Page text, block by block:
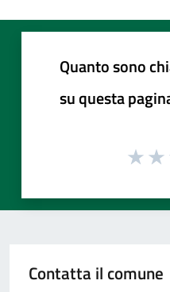
Quanto sono
su questa
Contatta il comune